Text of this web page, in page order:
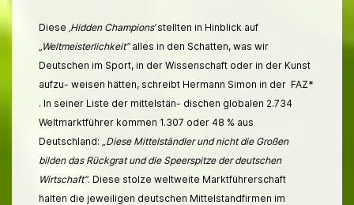
Diese ‚Hidden Champions‘stellten in Hinblick auf
„Weltmeisterlichkeit“alles in den Schatten, was wir
Deutschen im Sport, in der Wissenschaft oder in der Kunst
aufzu- weisen hätten, schreibt Hermann Simon in der FAZ*
. In seiner Liste der mittelstän- dischen globalen 2.734
Weltmarktführer kommen 1.307 oder 48 % aus
Deutschland:
„Diese Mittelständler und nicht die Großen
bilden das Rückgrat und die Speerspitze der deutschen
Wirtschaft“. Diese stolze weltweite Marktführerschaft
halten die jeweiligen deutschen Mittelstandfirmen im